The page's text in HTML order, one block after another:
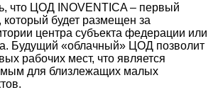
что ЦОД INOVENTICA – первый
будет размещен за
центра субъекта федерации или
Будущий «облачный» ЦОД позволит
рабочих мест, что является
для близлежащих малых